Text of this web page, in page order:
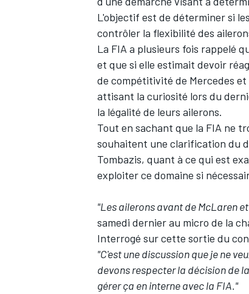
L'objectif est de déterminer si
contrôler la flexibilité des
La FIA a plusieurs fois rappelé
et que si elle estimait devoir
de compétitivité de Mercedes et
attisant la curiosité lors du
la légalité de leurs ailerons.
Tout en sachant que la FIA ne
souhaitent une clarification du
Tombazis, quant à ce qui est
exploiter ce domaine si
"Les ailerons avant de McLaren
samedi dernier au micro de la
Interrogé sur cette sortie du
"C'est une discussion que je ne
devons respecter la décision de
gérer ça en interne avec la FIA."